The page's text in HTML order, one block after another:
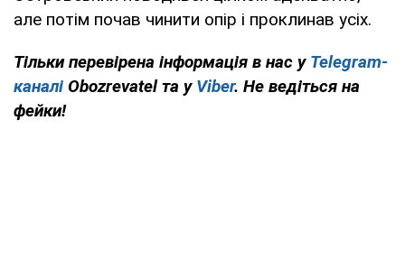
але потім почав чинити опір і проклинав усіх.
Тільки перевірена інформація в нас у Telegram-
каналі Obozrevatel та у Viber. Не ведіться на
фейки!